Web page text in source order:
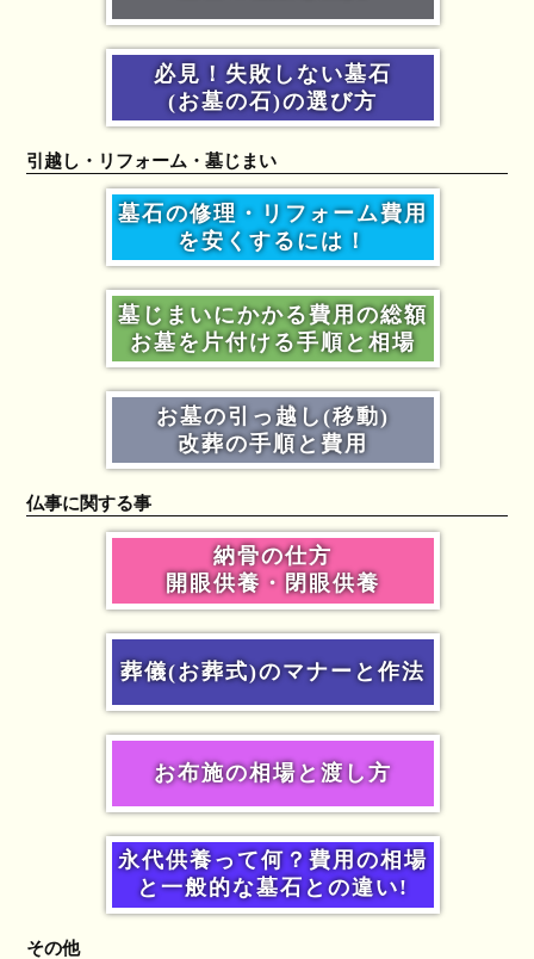
必見！失敗しない墓石
(お墓の石)の選び方
引越し・リフォーム・墓じまい
墓石の修理・リフォーム費用
を安くするには！
墓じまいにかかる費用の総額
お墓を片付ける手順と相場
お墓の引っ越し(移動)
改葬の手順と費用
仏事に関する事
納骨の仕方
開眼供養・閉眼供養
葬儀(お葬式)のマナーと作法
お布施の相場と渡し方
永代供養って何？費用の相場
と一般的な墓石との違い!
その他